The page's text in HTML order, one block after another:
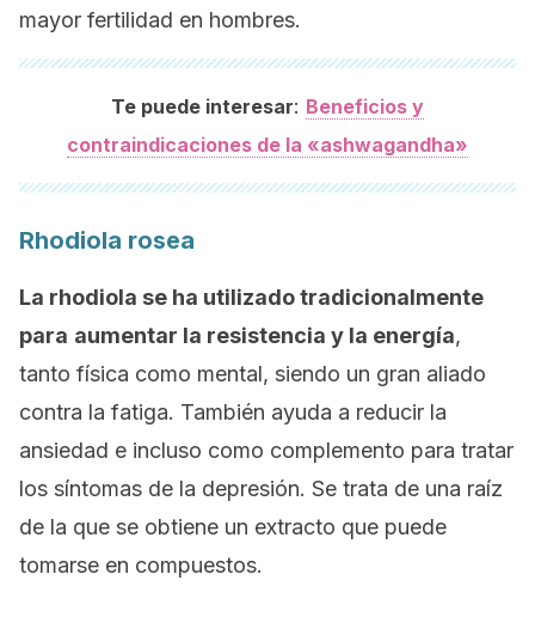
mayor fertilidad en hombres.
Te puede interesar: Beneficios y
contraindicaciones de la «ashwagandha»
Rhodiola rosea
La rhodiola se ha utilizado tradicionalmente
para aumentar la resistencia y la energía,
tanto física como mental, siendo un gran aliado
contra la fatiga. También ayuda a reducir la
ansiedad e incluso como complemento para tratar
los síntomas de la depresión. Se trata de una raíz
de la que se obtiene un extracto que puede
tomarse en compuestos.